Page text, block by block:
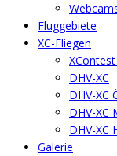
Fluggebiete
XC-Fliegen
DHV-XC
DHV-XC
DHV-XC
DHV-XC
Galerie